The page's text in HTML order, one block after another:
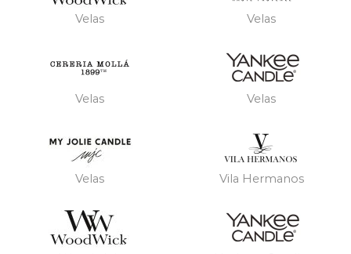
Velas Velas
Velas Velas
Velas Vila Hermanos